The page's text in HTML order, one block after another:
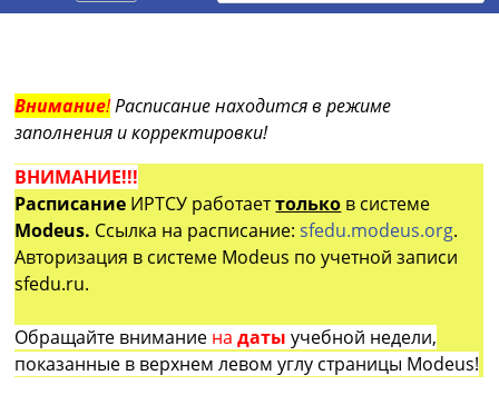
Внимание!Расписание находится в режиме
заполнения и корректировки!
ВНИМАНИЕ!!!
Расписание ИРТСУ работаеттолько в системе
Modeus. Ссылка на расписание:sfedu.modeus.org.
Авторизация в системе Modeus по учетной записи
sfedu.ru.
Обращайте внимание на датыучебной недели,
показанные в верхнем левом углу страницы Modeus!